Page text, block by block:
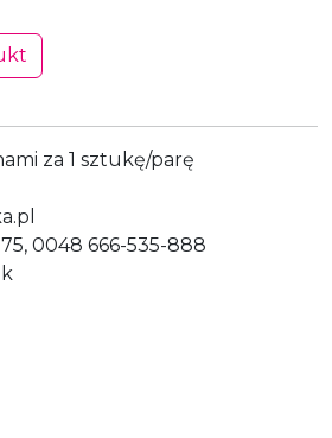
za 1 sztukę/parę
0048 666-535-888